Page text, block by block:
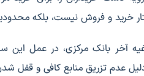
خرید و فروش نیست، بلکه
آخر بانک مرکزی، در عمل
عدم تزریق منابع کافی و قفل